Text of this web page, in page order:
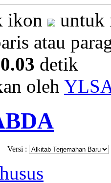
ikon
untuk
atau
0.03 detik
oleh
Versi :